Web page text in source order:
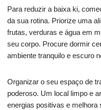
Para reduzir a baixa ki,
da sua rotina. Priorize uma
frutas, verduras e água em
seu corpo. Procure dormir
ambiente tranquilo e escuro
Organizar o seu espaço de
poderoso. Um local limpo e
energias positivas e melhora